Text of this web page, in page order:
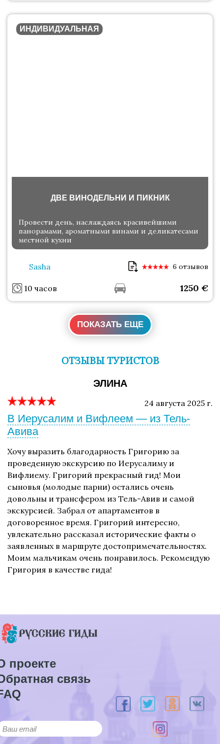
ИНДИВИДУАЛЬНАЯ
ДВЕ ВИНОДЕЛЬНИ И ПИКНИК
Провести день, наслаждаясь красивейшими
панорамами, ароматными винами и деликатесами
местной кухни
Sasha 6 отзывов
10 часов 1250 €
ПОКАЗАТЬ ЕЩЕ
ОТЗЫВЫ ТУРИСТОВ
ЭЛИНА
24 августа 2025 г.
В Иерусалим и Вифлеем — из Тель-
Авива
Хочу выразить благодарность Григорию за
проведенную экскурсию по Иерусалиму и
Вифлиему. Григорий прекрасный гид! Мои
сыновья (молодые парни) остались очень
довольны и трансфером из Тель-Авив и самой
экскурсией. Забрал от апартаментов в
договоренное время. Григорий интересно,
увлекательно рассказал исторические факты о
заявленных в маршруте достопримечательностях.
Моим мальчикам очень понравилось. Рекомендую
Григория в качестве гида!
проекте
связь